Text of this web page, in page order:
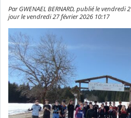
Par GWENAEL BERNARD, publié le vendredi
jour le vendredi 27 février 2026 10:17